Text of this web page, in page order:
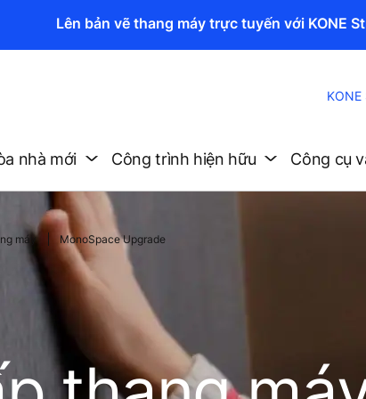
Lên bản vẽ thang máy trực tuyến với KONE
nhà mới Công trình hiện hữu Công cụ
máy MonoSpace Upgrade